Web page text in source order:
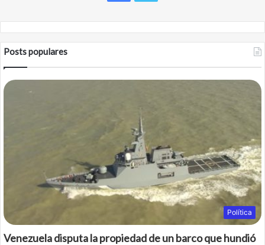
Posts populares
Política
Venezuela disputa la propiedad de un barco que hundió